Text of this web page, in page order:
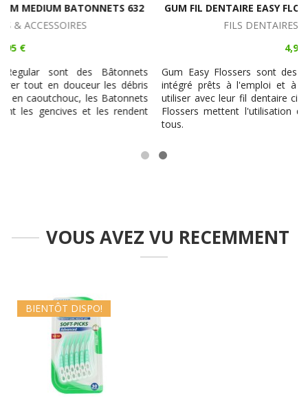
GUM FIL DENTAIRE EASY FLOSSERS PRÊT À L'EMPLOI 890
FILS DENTAIRES & ACCESSOIRES
Gum Easy Flossers sont des portes Fils avec Fil Dentaire
intégré prêts à l'emploi et à usage unique. Très faciles à
utiliser avec leur fil dentaire ciré et mentholé, les Gum Easy
Flossers mettent l'utilisation du fil dentaire à la portée de
VOUS AVEZ VU RECEMMENT
BIENTÔT DISPO!